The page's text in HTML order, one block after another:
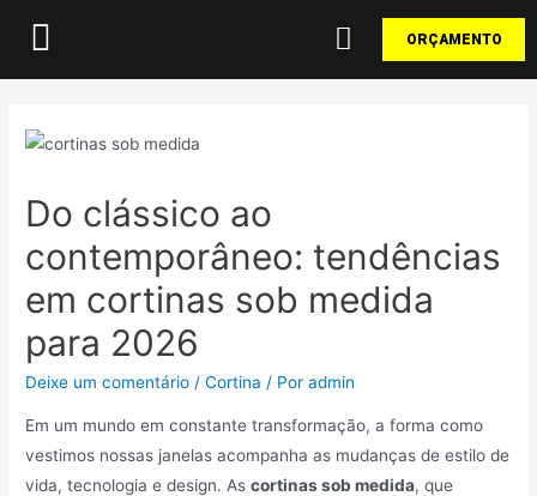
ORÇAMENTO
Do clássico ao
contemporâneo: tendências
em cortinas sob medida
para 2026
Deixe um comentário /Cortina / Poradmin
Em um mundo em constante transformação, a forma como
vestimos nossas janelas acompanha as mudanças de estilo de
vida, tecnologia e design. Ascortinas sob medida, que